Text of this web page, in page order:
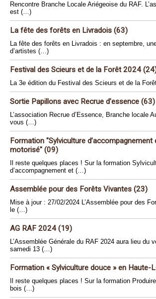
Rencontre Branche Locale Ariégeoise du RAF.
est (…)
La fête des forêts en Livradois (63)
La fête des forêts en Livradois : en septembre,
d’artistes (…)
Festival des Scieurs et de la Forêt 2024
La 3e édition du Festival des Scieurs et de la
Sortie Papillons avec Recrue d’essence (63)
L’association Recrue d’Essence, Branche locale
vous (…)
Formation "Sylviculture
motorisé" (09)
Il reste quelques places ! Sur la formation
d’accompagnement et (…)
Assemblée pour des Forêts Vivantes (23)
Mise à jour : 27/02/2024 L’Assemblée pour des
le (…)
AG RAF 2024 (19)
L’Assemblée Générale du RAF 2024 aura lieu du
samedi 13 (…)
Formation « Sylviculture douce » en Haute-
Il reste quelques places ! Sur la formation
bois (…)